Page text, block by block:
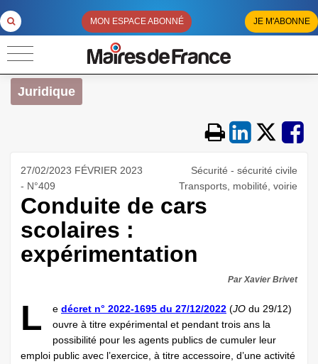
MON ESPACE ABONNÉ JE M'ABONNE
Juridique
27/02/2023 FÉVRIER 2023
- N°409
Sécurité - sécurité civile
Transports, mobilité, voirie
Conduite de cars
scolaires :
expérimentation
Par Xavier Brivet
L e décret n° 2022-1695 du 27/12/2022 (JO du 29/12)
ouvre à titre expérimental et pendant trois ans la
possibilité pour les agents publics de cumuler leur
emploi public avec l’exercice, à titre accessoire, d’une activité